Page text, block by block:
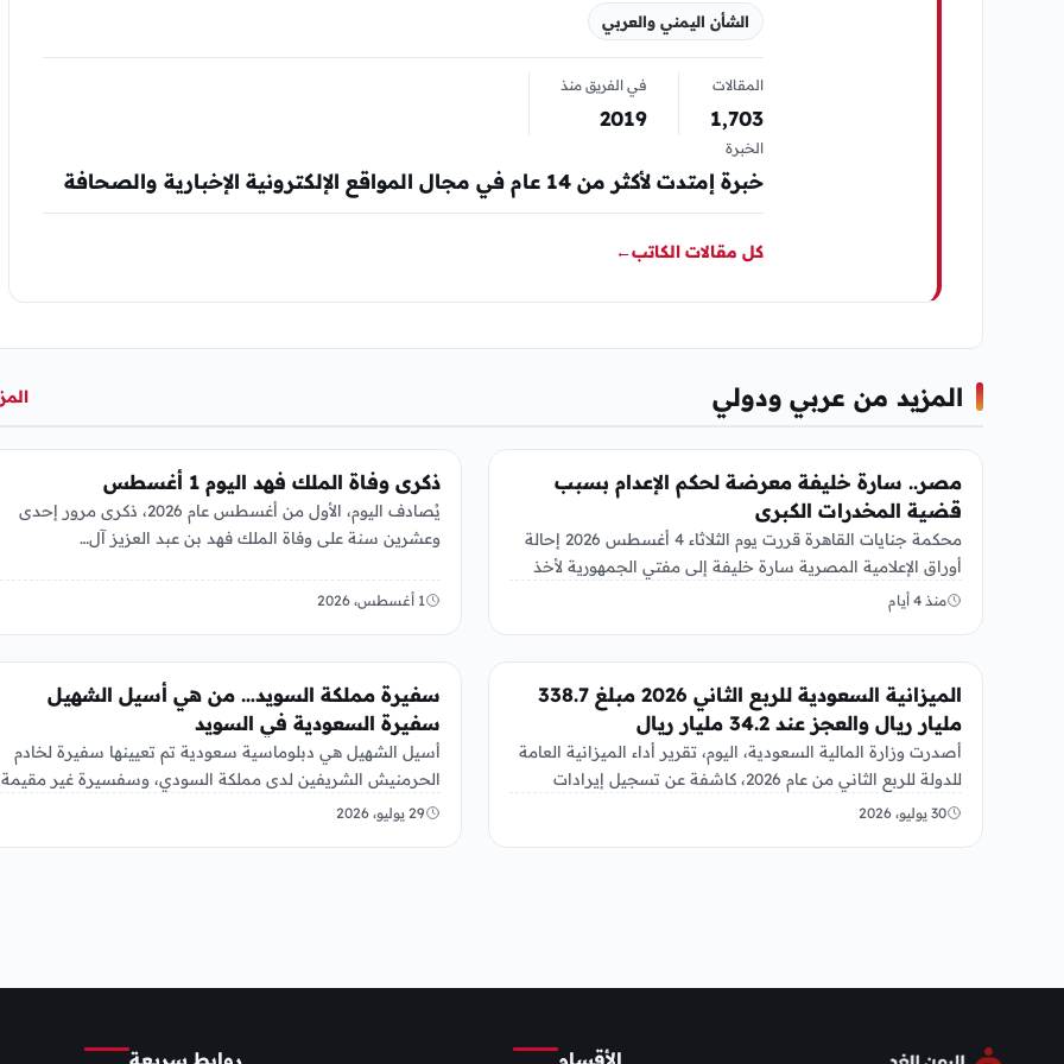
الشأن اليمني والعربي
المقالات
1٬703
في الفريق منذ
2019
الخبرة
خبرة إمتدت لأكثر من 14 عام في مجال المواقع الإلكترونية الإخبارية والصحافة
كل مقالات الكاتب←
المزيد من عربي ودولي
مصر.. سارة خليفة معرضة لحكم الإعدام بسبب
قضية المخدرات الكبرى
محكمة جنايات القاهرة قررت يوم الثلاثاء 4 أغسطس 2026 إحالة
أوراق الإعلامية المصرية سارة خليفة إلى مفتي الجمهورية لأخذ
الرأي…
منذ 4 أيام
ذكرى وفاة الملك فهد اليوم 1 أغسطس
يُصادف اليوم، الأول من أغسطس عام 2026، ذكرى مرور إحدى
وعشرين سنة على وفاة الملك فهد بن عبد العزيز آل…
1 أغسطس، 2026
الميزانية السعودية للربع الثاني 2026 مبلغ 338.7
مليار ريال والعجز عند 34.2 مليار ريال
أصدرت وزارة المالية السعودية، اليوم، تقرير أداء الميزانية العامة
للدولة للربع الثاني من عام 2026، كاشفة عن تسجيل إيرادات
بلغت…
30 يوليو، 2026
سفيرة مملكة السويد… من هي أسيل الشهيل
سفيرة السعودية في السويد
أسيل الشهيل هي دبلوماسية سعودية تم تعيينها سفيرة لخادم
الحرمنيش الشريفين لدى مملكة السودي، وسفسيرة غير مقيمة
لدى آيسلندا في…
29 يوليو، 2026